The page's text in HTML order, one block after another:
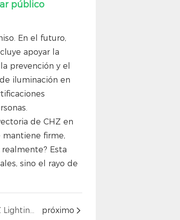
público
En el futuro,
apoyar la
prevención y el
iluminación en
de CHZ en
firme,
Esta
sino el rayo de
próximo